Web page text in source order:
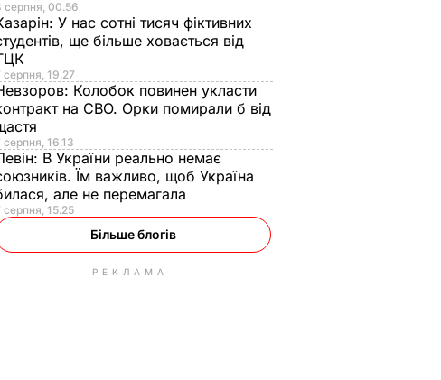
серпня, 00.56
У нас сотні тисяч фіктивних
ще більше ховається від
серпня, 19.27
Колобок повинен укласти
на СВО. Орки помирали б від
серпня, 16.13
В України реально немає
Їм важливо, щоб Україна
але не перемагала
серпня, 15.25
Більше блогів
РЕКЛАМА